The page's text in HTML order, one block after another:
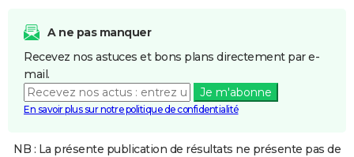
A ne pas manquer
Recevez nos astuces et bons plans directement par e-
mail.
Je m'abonne
En savoir plus sur notre politique de confidentialité
NB : La présente publication de résultats ne présente pas de